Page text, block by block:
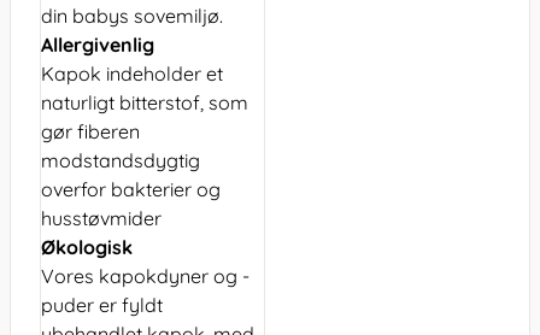
din babys sovemiljø.
Allergivenlig
Kapok indeholder et
naturligt bitterstof, som
gør fiberen
modstandsdygtig
overfor bakterier og
husstøvmider
Økologisk
Vores kapokdyner og -
puder er fyldt